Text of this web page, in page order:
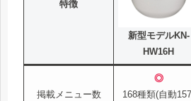
特徴
新型モデルKN-
HW16H
掲載メニュー数
◎
168種類(自動